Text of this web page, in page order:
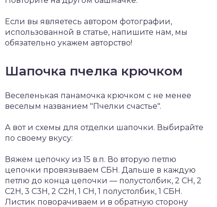
Если вы являетесь автором фотографии,
использованной в статье, напишите нам, мы
обязательно укажем авторство!
Шапочка пчелка крючком
Веселенькая панамочка крючком с не менее
веселым названием "Пчелки счастье".
А вот и схемы для отделки шапочки. Выбирайте
по своему вкусу:
Вяжем цепочку из 15 в.п. Во вторую петлю
цепочки провязываем СБН. Дальше в каждую
петлю до конца цепочки — полустолбик, 2 СН, 2
С2Н, 3 С3Н, 2 С2Н, 1 СН, 1 полустолбик, 1 СБН.
Листик поворачиваем и в обратную сторону